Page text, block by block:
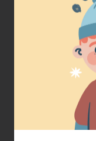
20.00 £